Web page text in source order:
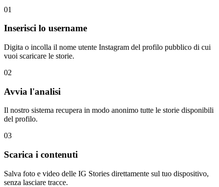
01
Inserisci lo username
Digita o incolla il nome utente Instagram del profilo pubblico di cui
vuoi scaricare le storie.
02
Avvia l'analisi
Il nostro sistema recupera in modo anonimo tutte le storie disponibili
del profilo.
03
Scarica i contenuti
Salva foto e video delle IG Stories direttamente sul tuo dispositivo,
senza lasciare tracce.